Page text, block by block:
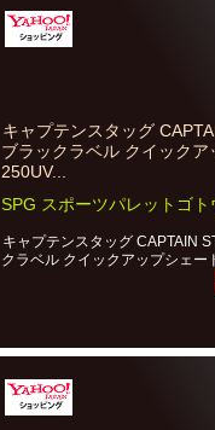
キャプテンスタッグ
ブラックラベル クイックア
250UV...
SPG スポーツパレットゴト
キャプテンスタッグ CAPTAIN
クラベル クイックアップシェー